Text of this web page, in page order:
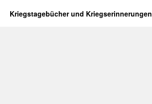
Kriegstagebücher und Kriegserinnerungen